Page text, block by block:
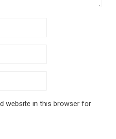
website in this browser for